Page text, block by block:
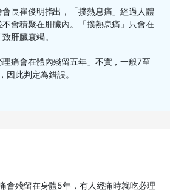
長崔俊明指出，「撲熱息痛」經過人體
會積聚在肝臟內。「撲熱息痛」只會在
肝臟衰竭。
痛會在體內殘留五年」不實，一般7至
因此判定為錯誤。
會殘留在身體5年，有人經痛時就吃必理